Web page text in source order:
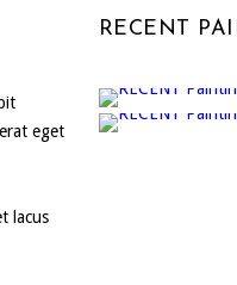
eget
lacus
RECENT